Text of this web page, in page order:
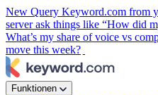
New Query Keyword.com from
server ask things like “How did
What’s my share of voice vs
move this week?
Funktionen